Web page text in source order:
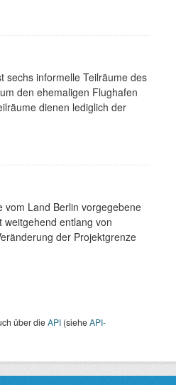
sechs informelle Teilräume des
den ehemaligen Flughafen
dienen lediglich der
vom Land Berlin vorgegebene
weitgehend entlang von
der Projektgrenze
über dieAPI (sieheAPI-